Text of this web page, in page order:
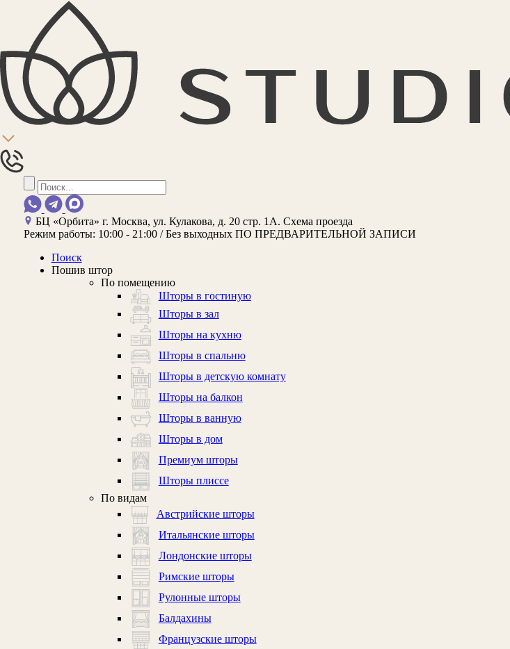
БЦ «Орбита» г. Москва, ул. Кулакова, д. 20 стр. 1А. Схема проезда
Режим работы: 10:00 - 21:00 / Без выходных ПО ПРЕДВАРИТЕЛЬНОЙ ЗАПИСИ
Поиск
Пошив штор
По помещению
Шторы в гостиную
Шторы в зал
Шторы на кухню
Шторы в спальню
Шторы в детскую комнату
Шторы на балкон
Шторы в ванную
Шторы в дом
Премиум шторы
Шторы плиссе
По видам
Австрийские шторы
Итальянские шторы
Лондонские шторы
Римские шторы
Рулонные шторы
Балдахины
Французские шторы